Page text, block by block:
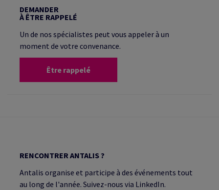
DEMANDER
À ÊTRE RAPPELÉ
Un de nos spécialistes peut vous appeler à un
moment de votre convenance.
Être rappelé
RENCONTRER ANTALIS ?
Antalis organise et participe à des événements tout
au long de l'année. Suivez-nous via LinkedIn.